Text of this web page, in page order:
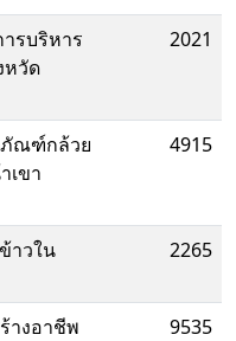
รบริหาร
หวัด
2021
ภัณฑ์กล้วย
เขา
4915
าวใน
2265
างอาชีพ
9535